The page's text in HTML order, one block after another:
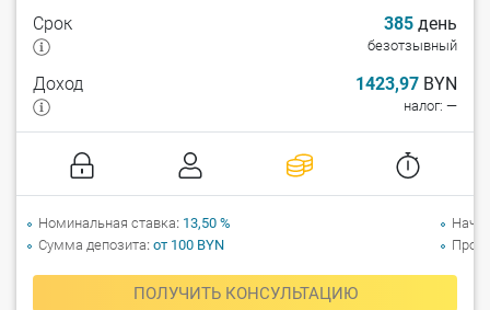
Срок 385 день
безотзывный
Доход 1423,97 BYN
налог: —
ПОЛУЧИТЬ КОНСУЛЬТАЦИЮ
Номинальная ставка 13,50 %
Сумма депозита от 100 BYN